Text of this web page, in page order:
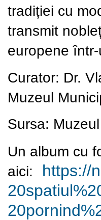
tradiției cu
transmit
europene
Curator: Dr.
Muzeul
Sursa:
Un album cu
aici:
https://